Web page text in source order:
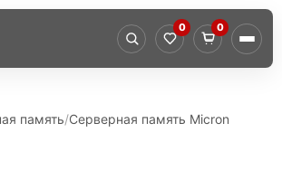
0 0
память Серверная память Micron